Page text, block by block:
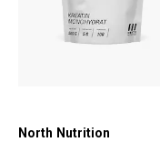
North Nutrition